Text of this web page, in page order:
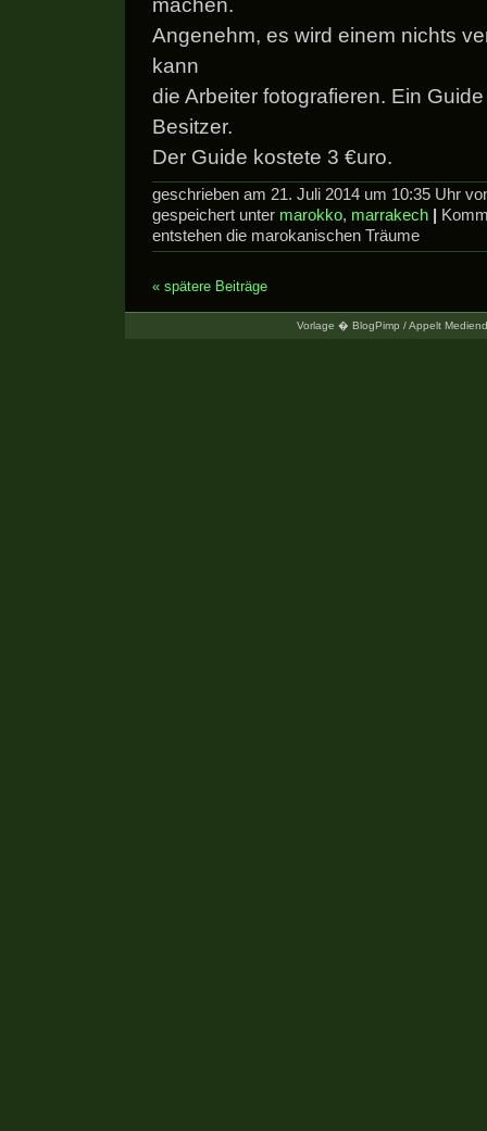
machen.
Angenehm, es wird einem nichts
kann
die Arbeiter fotografieren. Ein
Besitzer.
Der Guide kostete 3 €uro.
geschrieben am 21. Juli 2014 um 10:35 Uhr
gespeichert unter marokko, marrakech
entstehen die marokanischen Träume
« spätere Beiträge
Vorlage � BlogPimp / Appelt